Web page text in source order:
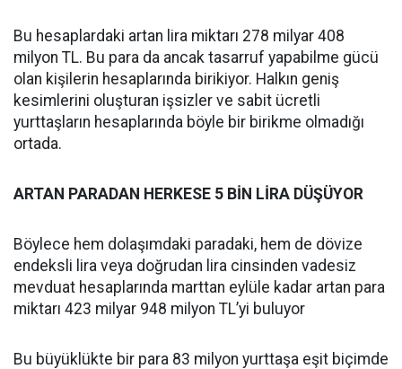
Bu hesaplardaki artan lira miktarı 278 milyar 408
milyon TL. Bu para da ancak tasarruf yapabilme gücü
olan kişilerin hesaplarında birikiyor. Halkın geniş
kesimlerini oluşturan işsizler ve sabit ücretli
yurttaşların hesaplarında böyle bir birikme olmadığı
ortada.
ARTAN PARADAN HERKESE 5 BİN LİRA DÜŞÜYOR
Böylece hem dolaşımdaki paradaki, hem de dövize
endeksli lira veya doğrudan lira cinsinden vadesiz
mevduat hesaplarında marttan eylüle kadar artan para
miktarı 423 milyar 948 milyon TL’yi buluyor
Bu büyüklükte bir para 83 milyon yurttaşa eşit biçimde